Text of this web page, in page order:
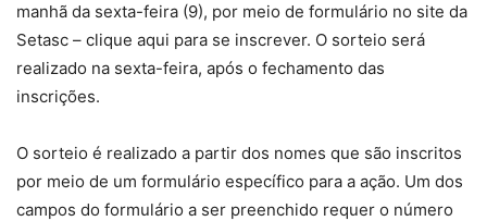
manhã da sexta-feira (9), por meio de formulário no site da
Setasc – clique aqui para se inscrever. O sorteio será
realizado na sexta-feira, após o fechamento das
inscrições.
O sorteio é realizado a partir dos nomes que são inscritos
por meio de um formulário específico para a ação. Um dos
campos do formulário a ser preenchido requer o número